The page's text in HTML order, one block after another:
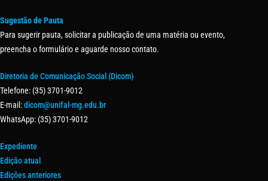
Sugestão de Pauta
Para sugerir pauta, solicitar a publicação de uma matéria ou evento,
preencha o formulário e aguarde nosso contato.
Diretoria de Comunicação Social (Dicom)
Telefone: (35) 3701-9012
E-mail:dicom@unifal-mg.edu.br
WhatsApp: (35) 3701-9012
Expediente
Edição atual
Edições anteriores